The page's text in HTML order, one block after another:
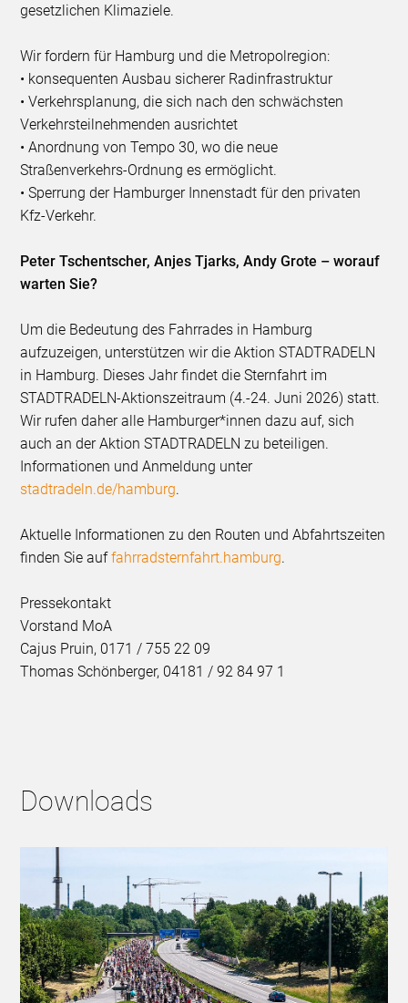
gesetzlichen Klimaziele.
Wir fordern für Hamburg und die Metropolregion:
• konsequenten Ausbau sicherer Radinfrastruktur
• Verkehrsplanung, die sich nach den schwächsten
Verkehrsteilnehmenden ausrichtet
• Anordnung von Tempo 30, wo die neue
Straßenverkehrs-Ordnung es ermöglicht.
• Sperrung der Hamburger Innenstadt für den privaten
Kfz-Verkehr.
Peter Tschentscher, Anjes Tjarks, Andy Grote – worauf
warten Sie?
Um die Bedeutung des Fahrrades in Hamburg
aufzuzeigen, unterstützen wir die Aktion STADTRADELN
in Hamburg. Dieses Jahr findet die Sternfahrt im
STADTRADELN-Aktionszeitraum (4.-24. Juni 2026) statt.
Wir rufen daher alle Hamburger*innen dazu auf, sich
auch an der Aktion STADTRADELN zu beteiligen.
Informationen und Anmeldung unter
stadtradeln.de/hamburg.
Aktuelle Informationen zu den Routen und Abfahrtszeiten
finden Sie auffahrradsternfahrt.hamburg.
Pressekontakt
Vorstand MoA
Cajus Pruin, 0171 / 755 22 09
Thomas Schönberger, 04181 / 92 84 97 1
Downloads